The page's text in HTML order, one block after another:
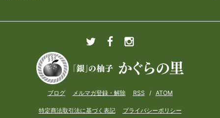
ブログ メルマガ登録・解除 RSS / ATOM
特定商法取引法に基づく表記 プライバシーポリシー